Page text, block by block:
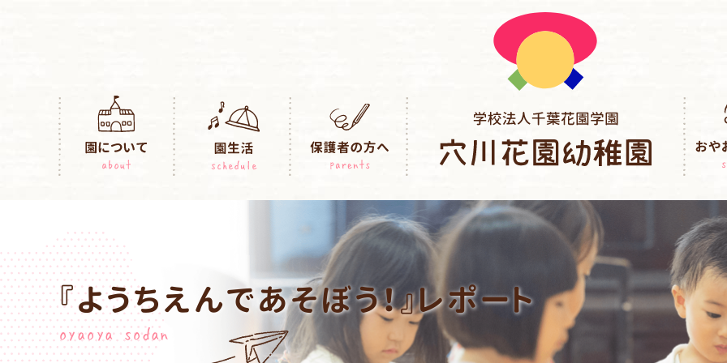
『ようちえんであそぼう！』レポート
oyaoya sodan